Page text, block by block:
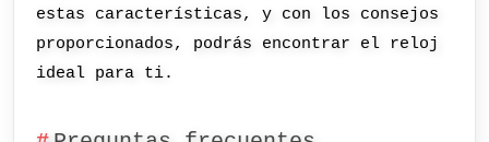
estas características, y con los consejos
proporcionados, podrás encontrar el reloj
ideal para ti.